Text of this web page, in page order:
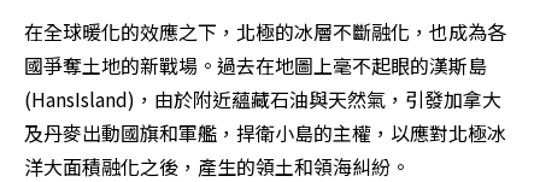
在全球暖化的效應之下，北極的冰層不斷融化，也成為各
國爭奪土地的新戰場。過去在地圖上毫不起眼的漢斯島
(HansIsland)，由於附近蘊藏石油與天然氣，引發加拿大
及丹麥出動國旗和軍艦，捍衛小島的主權，以應對北極冰
洋大面積融化之後，產生的領土和領海糾紛。